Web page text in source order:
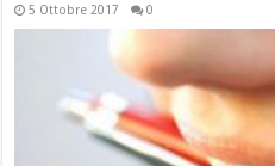
5 Ottobre 2017 0